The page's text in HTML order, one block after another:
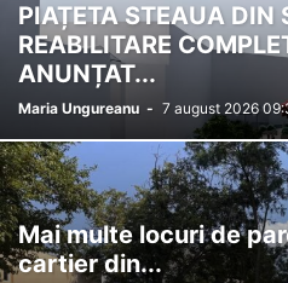
PIAȚETA STEAUA DIN
REABILITARE
ANUNȚAT...
Maria Ungureanu - 7 august 2026
Mai multe locuri de
cartier din...